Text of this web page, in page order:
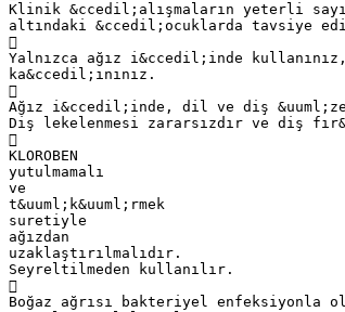
Klinik &ccedil;alışmaların yeterli sayıda
altındaki &ccedil;ocuklarda tavsiye

Yalnızca ağız i&ccedil;inde
ka&ccedil;ınınız.

Ağız i&ccedil;inde, dil ve diş
Diş lekelenmesi zararsızdır ve diş

KLOROBEN
yutulmamalı
ve
t&uuml;k&uuml;rmek
suretiyle
ağızdan
uzaklaştırılmalıdır.
Seyreltilmeden kullanılır.

Boğaz ağrısı bakteriyel enfeksiyonla